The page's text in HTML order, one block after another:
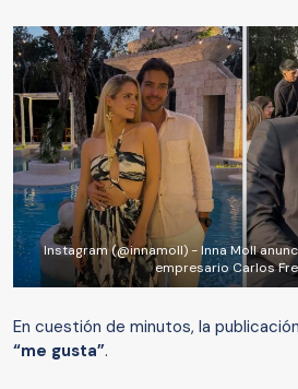
Instagram (@innamoll) - Inna Moll
empresario Carlos
En cuestión de minutos, la publicación
“me gusta”.